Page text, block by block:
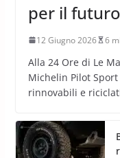
per il futuro
12 Giugno 2026 6
Alla 24 Ore di Le
Michelin Pilot
rinnovabili e